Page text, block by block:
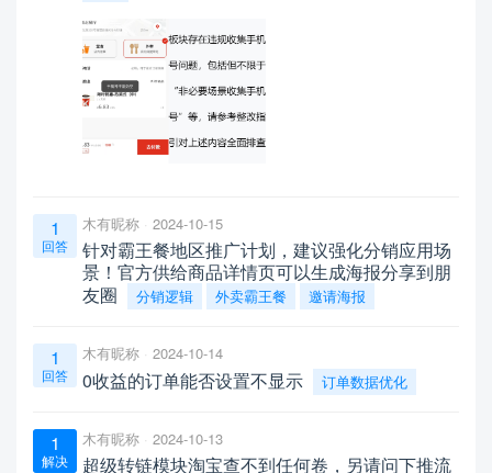
1
回答
木有昵称 2024-10-15
针对霸王餐地区推广计划，建议强化分销应用场
景！官方供给商品详情页可以生成海报分享到朋
友圈
分销逻辑 外卖霸王餐 邀请海报
1
回答
木有昵称 2024-10-14
0收益的订单能否设置不显示 订单数据优化
1
解决
木有昵称 2024-10-13
超级转链模块淘宝查不到任何卷，另请问下推流